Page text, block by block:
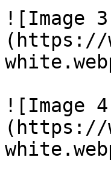
![Image
(https://
![Image
(https://